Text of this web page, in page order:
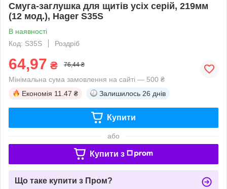
Смуга-заглушка для щитів усіх серій, 219мм
(12 мод.), Hager S35S
В наявності
Код: S35S
Роздріб
64,97 ₴ 76,44 ₴
Мінімальна сума замовлення на сайті — 500 ₴
Економія 11.47 ₴ Залишилось 26 днів
Купити
або
Купити з
Що таке купити з Пром?